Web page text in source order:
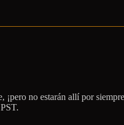
¡pero no estarán allí por